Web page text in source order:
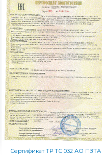
Сертификат ТР ТС 032 АО ПЗТА